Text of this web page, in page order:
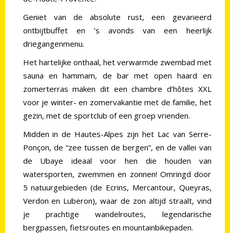
Geniet van de absolute rust, een gevarieerd
ontbijtbuffet en ’s avonds van een heerlijk
driegangenmenu.
Het hartelijke onthaal, het verwarmde zwembad met
sauna en hammam, de bar met open haard en
zomerterras maken dit een chambre d’hôtes XXL
voor je winter- en zomervakantie met de familie, het
gezin, met de sportclub of een groep vrienden.
Midden in de Hautes-Alpes zijn het Lac van Serre-
Ponçon, de “zee tussen de bergen”, en de vallei van
de Ubaye ideaal voor hen die houden van
watersporten, zwemmen en zonnen! Omringd door
5 natuurgebieden (de Ecrins, Mercantour, Queyras,
Verdon en Luberon), waar de zon altijd straalt, vind
je prachtige wandelroutes, legendarische
bergpassen, fietsroutes en mountainbikepaden.